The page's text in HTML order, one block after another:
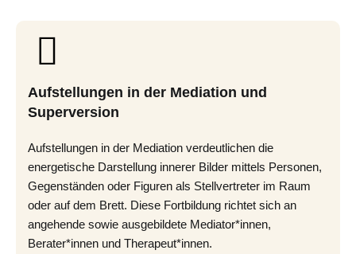
Aufstellungen in der Mediation und
Superversion
Aufstellungen in der Mediation verdeutlichen die
energetische Darstellung innerer Bilder mittels Personen,
Gegenständen oder Figuren als Stellvertreter im Raum
oder auf dem Brett. Diese Fortbildung richtet sich an
angehende sowie ausgebildete Mediator*innen,
Berater*innen und Therapeut*innen.